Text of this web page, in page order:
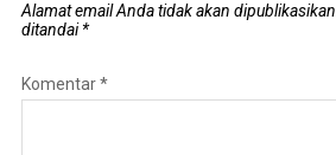
Alamat email Anda tidak akan dipublikasikan.
ditandai*
Komentar*